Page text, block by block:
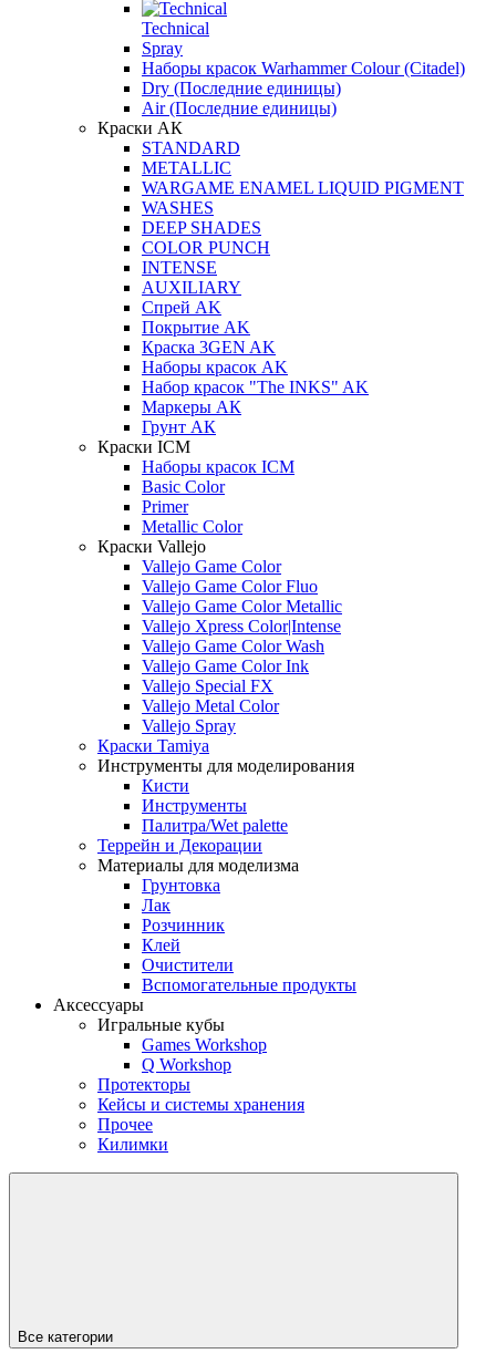
Technical
Spray
Наборы красок Warhammer Colour (Citadel)
Dry (Последние единицы)
Air (Последние единицы)
Краски АК
STANDARD
METALLIC
WARGAME ENAMEL LIQUID PIGMENT
WASHES
DEEP SHADES
COLOR PUNCH
INTENSE
AUXILIARY
Спрей AK
Покрытие AK
Краска 3GEN AK
Наборы красок AK
Набор красок "The INKS" AK
Маркеры АК
Грунт АК
Краски ICM
Наборы красок ICM
Basic Color
Primer
Metallic Color
Краски Vallejo
Vallejo Game Color
Vallejo Game Color Fluo
Vallejo Game Color Metallic
Vallejo Xpress Color|Intense
Vallejo Game Color Wash
Vallejo Game Color Ink
Vallejo Special FX
Vallejo Metal Color
Vallejo Spray
Краски Tamiya
Инструменты для моделирования
Кисти
Инструменты
Палитра/Wet palette
Террейн и Декорации
Материалы для моделизма
Грунтовка
Лак
Розчинник
Клей
Очистители
Вспомогательные продукты
Аксессуары
Игральные кубы
Games Workshop
Q Workshop
Протекторы
Кейсы и системы хранения
Прочее
Килимки
Все категории